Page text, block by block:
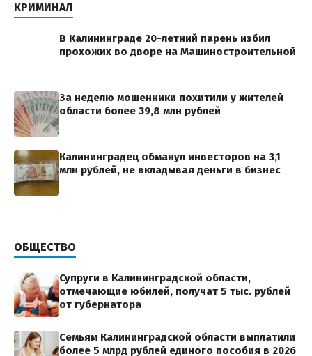
КРИМИНАЛ
В Калининграде 20-летний парень избил
прохожих во дворе на Машиностроительной
За неделю мошенники похитили у жителей
области более 39,8 млн рублей
Калининградец обманул инвесторов на 3,1
млн рублей, не вкладывая деньги в бизнес
ОБЩЕСТВО
Супруги в Калининградской области,
отмечающие юбилей, получат 5 тыс. рублей
от губернатора
Семьям Калининградской области выплатили
более 5 млрд рублей единого пособия в 2026